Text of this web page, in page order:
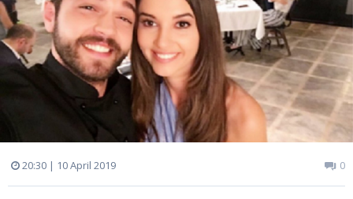
20:30 | 10 April 2019 0